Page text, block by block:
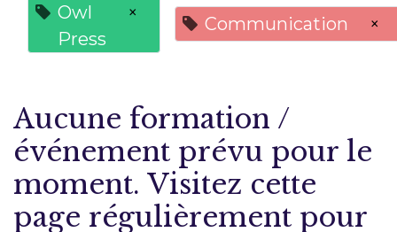
Owl
Press
×
Communication ×
Aucune formation /
événement prévu pour le
moment. Visitez cette
page régulièrement pour